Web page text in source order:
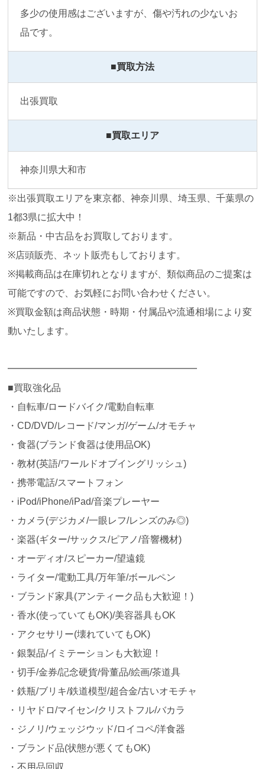
多少の使用感はございますが、傷や汚れの少ないお
品です。
■買取方法
出張買取
■買取エリア
神奈川県大和市
※出張買取エリアを東京都、神奈川県、埼玉県、千葉県の
1都3県に拡大中！
※新品・中古品をお買取しております。
※店頭販売、ネット販売もしております。
※掲載商品は在庫切れとなりますが、類似商品のご提案は
可能ですので、お気軽にお問い合わせください。
※買取金額は商品状態・時期・付属品や流通相場により変
動いたします。
━━━━━━━━━━━━━━━━━━━━
■買取強化品
・自転車/ロードバイク/電動自転車
・CD/DVD/レコード/マンガ/ゲーム/オモチャ
・食器(ブランド食器は使用品OK)
・教材(英語/ワールドオブイングリッシュ)
・携帯電話/スマートフォン
・iPod/iPhone/iPad/音楽プレーヤー
・カメラ(デジカメ/一眼レフ/レンズのみ◎)
・楽器(ギター/サックス/ピアノ/音響機材)
・オーディオ/スピーカー/望遠鏡
・ライター/電動工具/万年筆/ボールペン
・ブランド家具(アンティーク品も大歓迎！)
・香水(使っていてもOK)/美容器具もOK
・アクセサリー(壊れていてもOK)
・銀製品/イミテーションも大歓迎！
・切手/金券/記念硬貨/骨董品/絵画/茶道具
・鉄瓶/ブリキ/鉄道模型/超合金/古いオモチャ
・リヤドロ/マイセン/クリストフル/バカラ
・ジノリ/ウェッジウッド/ロイコペ/洋食器
・ブランド品(状態が悪くてもOK)
・不用品回収